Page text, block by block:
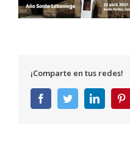
¡Comparte en tus redes!
FacebookTwitterLinkedIn